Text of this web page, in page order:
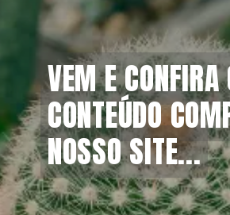
VEM E CONFIRA
CONTEÚDO
NOSSO SITE...
VEM E CONFIRA
CONTEÚDO
NOSSO SITE...